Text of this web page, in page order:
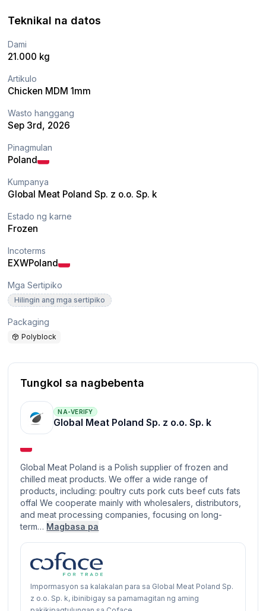
Teknikal na datos
Dami
21.000 kg
Artikulo
Chicken MDM 1mm
Wasto hanggang
Sep 3rd, 2026
Pinagmulan
Poland
Kumpanya
Global Meat Poland Sp. z o.o. Sp. k
Estado ng karne
Frozen
Incoterms
EXWPoland
Mga Sertipiko
Hilingin ang mga sertipiko
Packaging
Polyblock
Tungkol sa nagbebenta
NA-VERIFY
Global Meat Poland Sp. z o.o. Sp. k
Global Meat Poland is a Polish supplier of frozen and
chilled meat products. We offer a wide range of
products, including: poultry cuts pork cuts beef cuts fats
offal We cooperate mainly with wholesalers, distributors,
and meat processing companies, focusing on long-
term… Magbasa pa
Impormasyon sa kalakalan para sa Global Meat Poland Sp.
z o.o. Sp. k, ibinibigay sa pamamagitan ng aming